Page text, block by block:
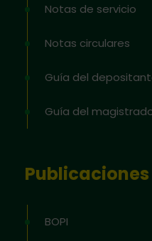
Notas de servicio
Notas circulares
Guía del
Guía del
Publicaciones
BOPI